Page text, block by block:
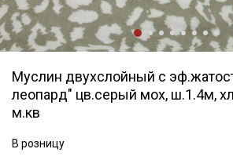
Муслин двухслойный с
леопард" цв.серый мох, ш.1.4м,
м.кв
В розницу